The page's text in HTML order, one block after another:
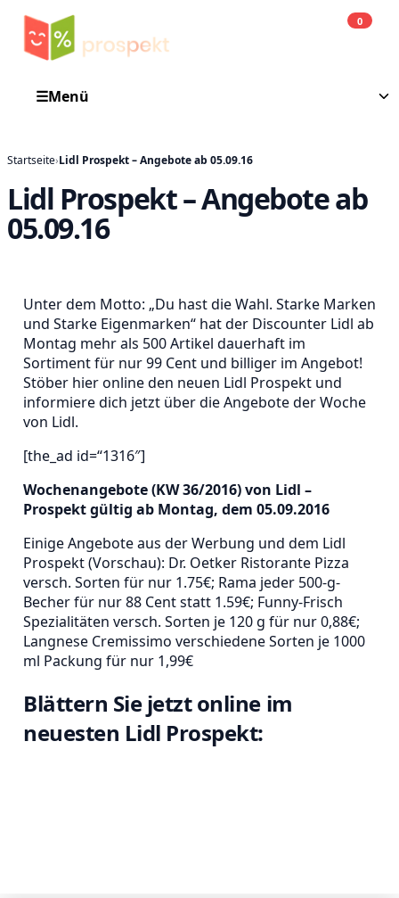
0
☰Menü
Startseite›Lidl Prospekt – Angebote ab 05.09.16
Lidl Prospekt – Angebote ab
05.09.16
Unter dem Motto: „Du hast die Wahl. Starke Marken
und Starke Eigenmarken“ hat der Discounter Lidl ab
Montag mehr als 500 Artikel dauerhaft im
Sortiment für nur 99 Cent und billiger im Angebot!
Stöber hier online den neuen Lidl Prospekt und
informiere dich jetzt über die Angebote der Woche
von Lidl.
[the_ad id=“1316″]
Wochenangebote (KW 36/2016) von Lidl –
Prospekt gültig ab Montag, dem 05.09.2016
Einige Angebote aus der Werbung und dem Lidl
Prospekt (Vorschau): Dr. Oetker Ristorante Pizza
versch. Sorten für nur 1.75€; Rama jeder 500-g-
Becher für nur 88 Cent statt 1.59€; Funny-Frisch
Spezialitäten versch. Sorten je 120 g für nur 0,88€;
Langnese Cremissimo verschiedene Sorten je 1000
ml Packung für nur 1,99€
Blättern Sie jetzt online im
neuesten Lidl Prospekt: